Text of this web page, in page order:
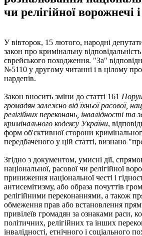
чи релігійної ворожнечі
У вівторок, 15 лютого, народні
закон про кримінальну
єврейського походження. "За"
№5110 у другому читанні і в цілому
нардепів.
Закон вносить зміни до статті 161
громадян залежно від їхньої расової,
релігійних переконань, інвалідності
кримінального кодексу України,
форм об'єктивної сторони
передбаченого у цій статті, визнано
Згідно з документом, умисні дії,
національної, расової чи релігійної
приниження національної честі і
антисемітизму, або образа почуттів
релігійними переконаннями, а також
обмеження прав або встановлення
привілеїв громадян за ознаками раси,
політичних, релігійних та інших
інвалідності, етнічного і соціального